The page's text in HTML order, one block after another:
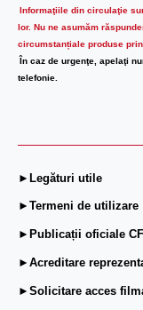
Informaţiile din circulaţie
lor. Nu ne asumăm
circumstanțiale produse
În caz de urgenţe, apelaţi
telefonie.
►Legături utile
►Termeni de utilizare
►Publicații oficiale
►Acreditare
►Solicitare acces